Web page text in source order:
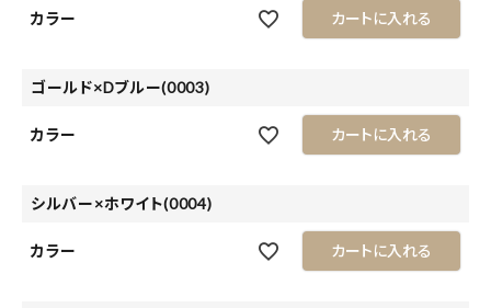
カラー カートに入れる
ゴールド×Dブルー(0003)
カラー カートに入れる
シルバー×ホワイト(0004)
カラー カートに入れる